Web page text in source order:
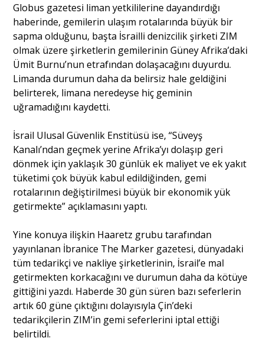
Globus gazetesi liman yetkililerine dayandırdığı
haberinde, gemilerin ulaşım rotalarında büyük bir
sapma olduğunu, başta İsrailli denizcilik şirketi ZIM
olmak üzere şirketlerin gemilerinin Güney Afrika’daki
Ümit Burnu’nun etrafından dolaşacağını duyurdu.
Limanda durumun daha da belirsiz hale geldiğini
belirterek, limana neredeyse hiç geminin
uğramadığını kaydetti.
İsrail Ulusal Güvenlik Enstitüsü ise, “Süveyş
Kanalı’ndan geçmek yerine Afrika’yı dolaşıp geri
dönmek için yaklaşık 30 günlük ek maliyet ve ek yakıt
tüketimi çok büyük kabul edildiğinden, gemi
rotalarının değiştirilmesi büyük bir ekonomik yük
getirmekte” açıklamasını yaptı.
Yine konuya ilişkin Haaretz grubu tarafından
yayınlanan İbranice The Marker gazetesi, dünyadaki
tüm tedarikçi ve nakliye şirketlerinin, İsrail’e mal
getirmekten korkacağını ve durumun daha da kötüye
gittiğini yazdı. Haberde 30 gün süren bazı seferlerin
artık 60 güne çıktığını dolayısıyla Çin’deki
tedarikçilerin ZIM’in gemi seferlerini iptal ettiği
belirtildi.